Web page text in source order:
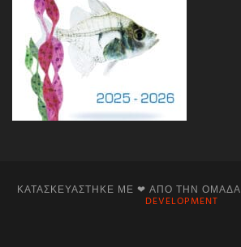
ΚΑΤΑΣΚΕΥΆΣΤΗΚΕ ΜΕ ❤ ΑΠΌ ΤΗΝ ΟΜΆΔΑ
DEVELOPMENT